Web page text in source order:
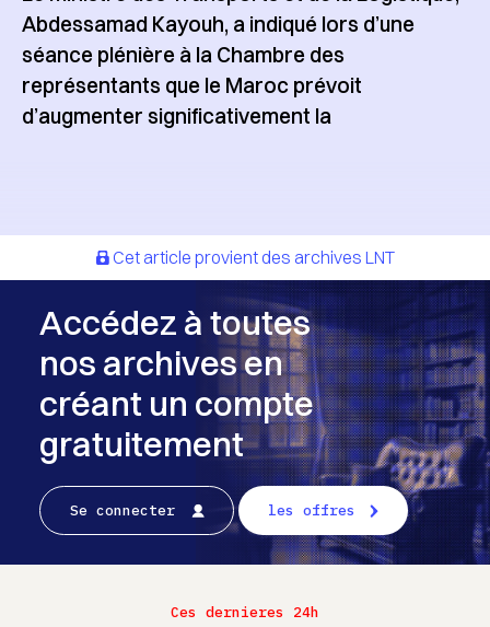
Abdessamad Kayouh, a indiqué lors d’une
séance plénière à la Chambre des
représentants que le Maroc prévoit
d’augmenter significativement la
Cet article provient des archives LNT
Accédez à toutes
nos archives en
créant un compte
gratuitement
Se connecter les offres
Ces dernieres 24h